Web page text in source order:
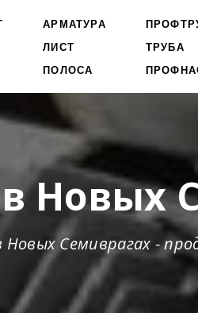
АРМАТУРА
ЛИСТ
ПОЛОСА
ТРУБА
Новых
Семиврагах -